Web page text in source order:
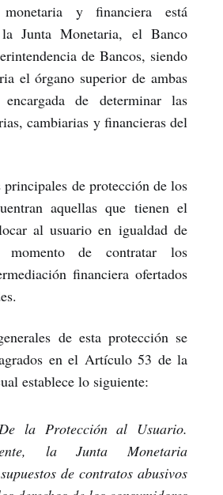
monetaria y financiera está
Junta Monetaria, el Banco
de Bancos, siendo
el órgano superior de ambas
de determinar las
cambiarias y financieras del
principales de protección de los
aquellas que tienen el
al usuario en igualdad de
momento de contratar los
financiera ofertados
de esta protección se
en el Artículo 53 de la
establece lo siguiente:
la Protección al Usuario.
la Junta Monetaria
de contratos abusivos